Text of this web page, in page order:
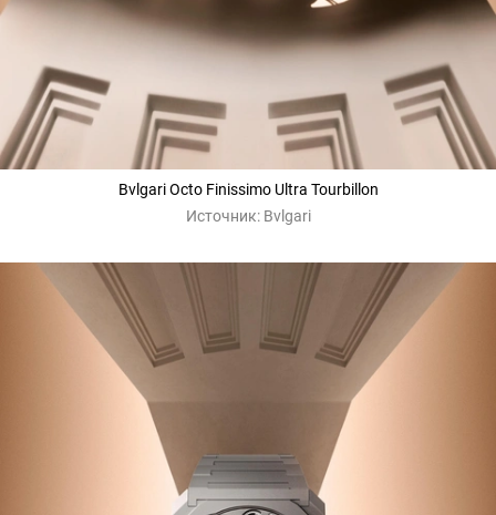
Bvlgari Octo Finissimo Ultra Tourbillon
Источник: Bvlgari